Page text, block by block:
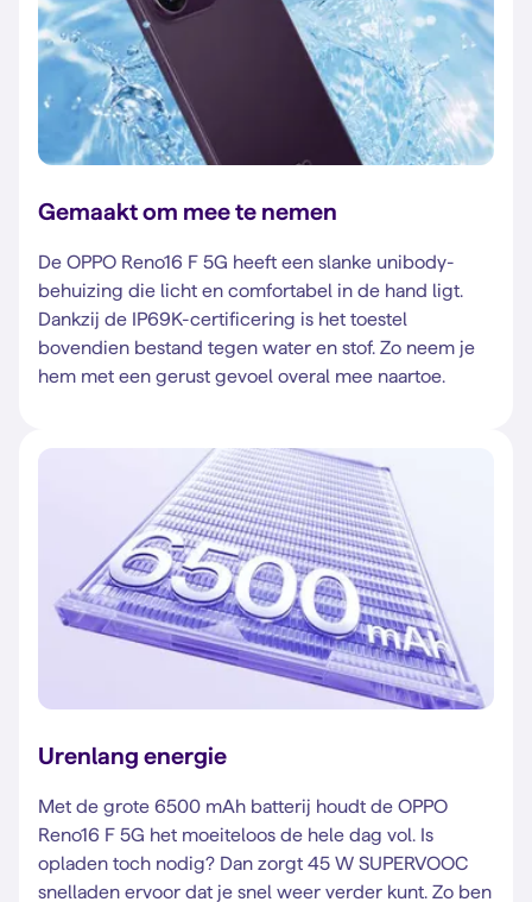
Gemaakt om mee te nemen
De OPPO Reno16 F 5G heeft een slanke unibody-
behuizing die licht en comfortabel in de hand ligt.
Dankzij de IP69K-certificering is het toestel
bovendien bestand tegen water en stof. Zo neem je
hem met een gerust gevoel overal mee naartoe.
Urenlang energie
Met de grote 6500 mAh batterij houdt de OPPO
Reno16 F 5G het moeiteloos de hele dag vol. Is
opladen toch nodig? Dan zorgt 45 W SUPERVOOC
snelladen ervoor dat je snel weer verder kunt. Zo ben